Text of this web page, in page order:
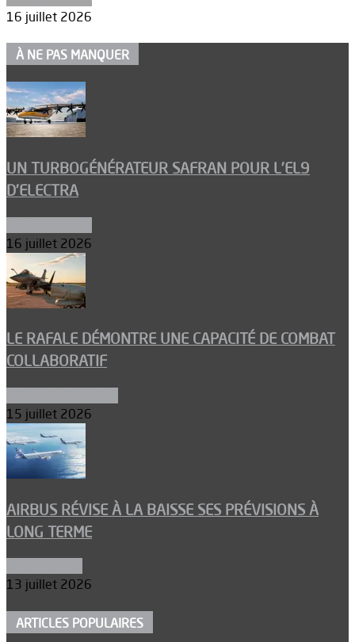
16 juillet 2026
À NE PAS MANQUER
UN TURBOGÉNÉRATEUR SAFRAN POUR L’EL9
D’ELECTRA
16 juillet 2026
LE RAFALE DÉMONTRE UNE CAPACITÉ DE COMBAT
COLLABORATIF
15 juillet 2026
AIRBUS RÉVISE À LA BAISSE SES PRÉVISIONS À
LONG TERME
13 juillet 2026
ARTICLES POPULAIRES